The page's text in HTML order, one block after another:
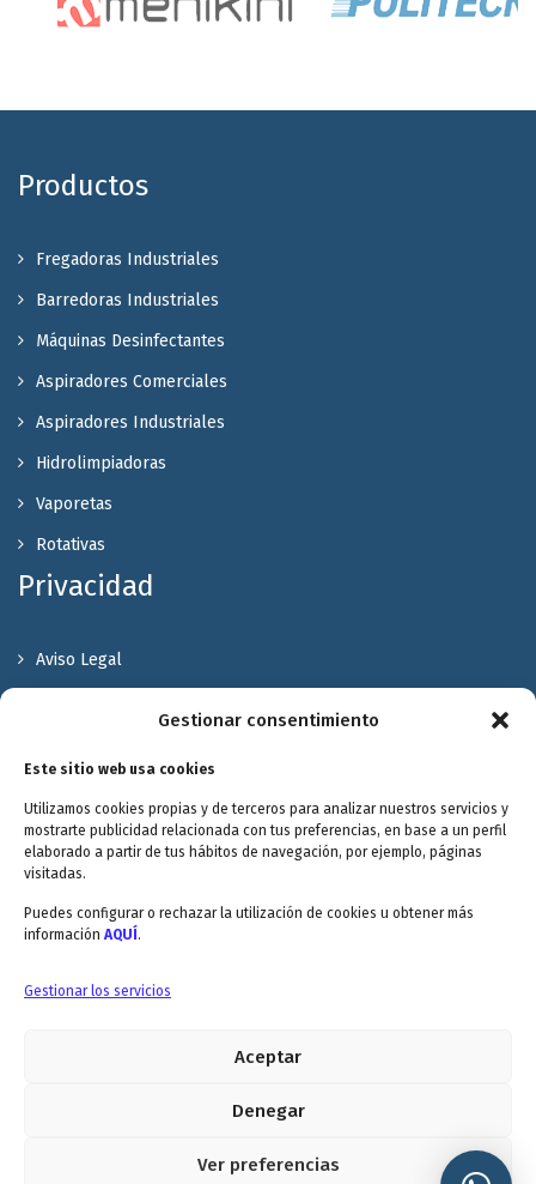
Gestionar consentimiento
Este sitio web usa cookies
Utilizamos cookies propias y de terceros para analizar nuestros servicios y
mostrarte publicidad relacionada con tus preferencias, en base a un perfil
elaborado a partir de tus hábitos de navegación, por ejemplo, páginas
visitadas.
Puedes configurar o rechazar la utilización de cookies u obtener más
información AQUÍ .
Gestionar los servicios
Aceptar
Denegar
Ver preferencias
Productos
Fregadoras Industriales
Barredoras Industriales
Máquinas Desinfectantes
Aspiradores Comerciales
Aspiradores Industriales
Hidrolimpiadoras
Vaporetas
Rotativas
Privacidad
Aviso Legal
Valóranos
Envitec Murcia: Maquinaria de limpieza industrial
Envitec Valencia: Maquinaria de limpieza industrial